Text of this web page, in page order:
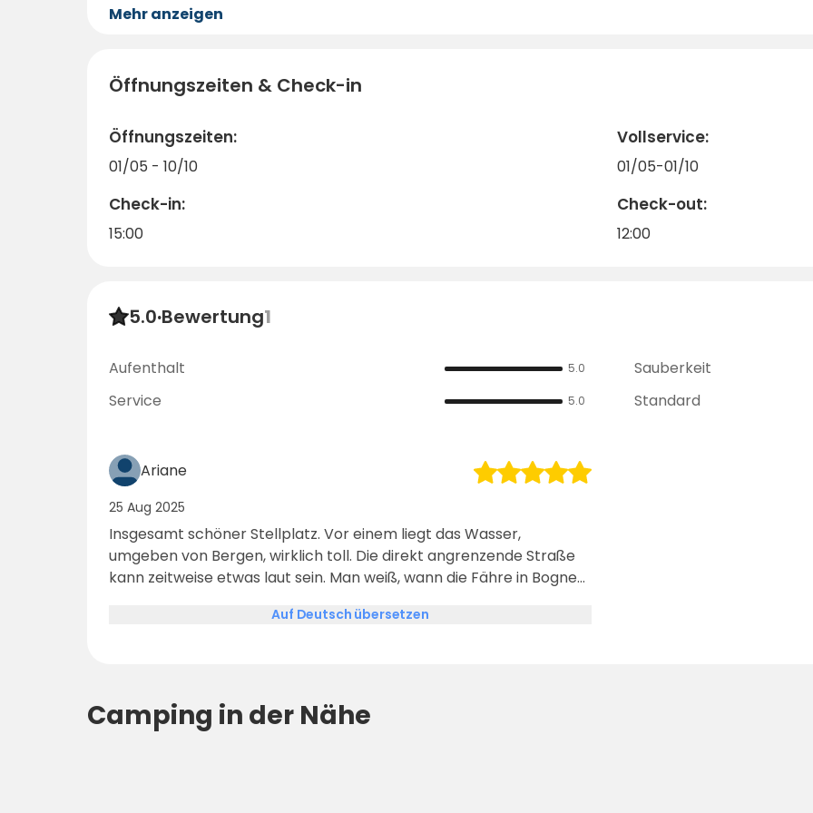
Mehr anzeigen
Öffnungszeiten & Check-in
Öffnungszeiten:
01/05 - 10/10
Vollservice:
01/05-01/10
Check-in:
15:00
Check-out:
12:00
5.0·Bewertung1
Aufenthalt 5.0 Sauberkeit
Service 5.0 Standard
Ariane
25 Aug 2025
Insgesamt schöner Stellplatz. Vor einem liegt das Wasser,
umgeben von Bergen, wirklich toll. Die direkt angrenzende Straße
kann zeitweise etwas laut sein. Man weiß, wann die Fähre in Bognes
nur 2WC & 2Duschen pro Geschlecht. Das wird schnell eng. Super
Auf Deutsch übersetzen
Camping in der Nähe